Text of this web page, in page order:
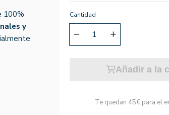
100%
y
Cantidad
Añadir a la
Te quedan 45€ para el